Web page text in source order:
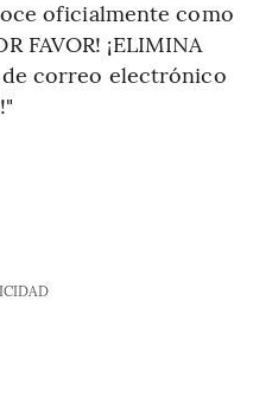
oficialmente como
FAVOR! ¡ELIMINA
de correo electrónico